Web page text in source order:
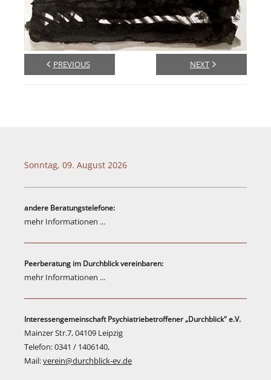
Links
Psycho-Paten
Ansprechpartner
PREVIOUS NEXT
Sonntag, 09. August 2026
andere Beratungstelefone:
mehr Informationen ...
Peerberatung im Durchblick vereinbaren:
mehr Informationen ...
Interessengemeinschaft Psychiatriebetroffener „Durchblick" e.V.
Mainzer Str.7, 04109 Leipzig
Telefon: 0341 / 1406140,
Mail:verein@durchblick-ev.de